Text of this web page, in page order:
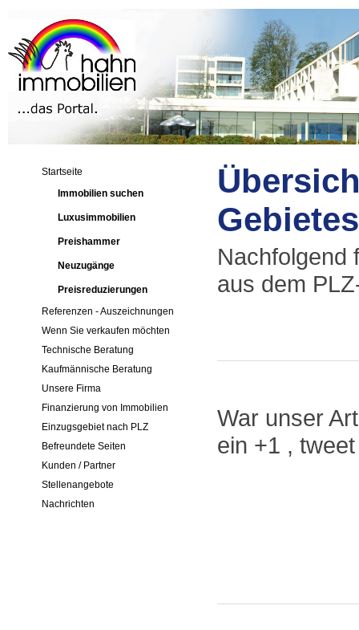
Startseite
Immobilien suchen
Luxusimmobilien
Preishammer
Neuzugänge
Preisreduzierungen
Referenzen - Auszeichnungen
Wenn Sie verkaufen möchten
Technische Beratung
Kaufmännische Beratung
Unsere Firma
Finanzierung von Immobilien
Einzugsgebiet nach PLZ
Befreundete Seiten
Kunden / Partner
Stellenangebote
Nachrichten
Nachfolgend
aus dem
War unser
ein +1 ,